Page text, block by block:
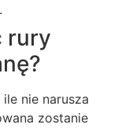
rury
nie narusza
zostanie